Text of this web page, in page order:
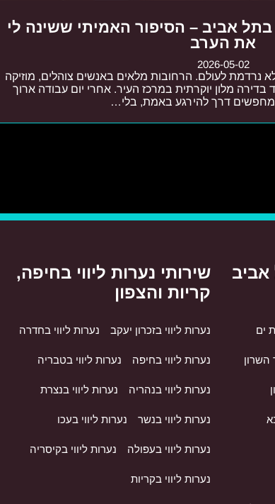
אביב – הסיפור האמיתי ששינה לי
את הערב
2026-05-02
נרדמת לעולם. הרחובות מלאים באנשים צוהלים, מוזיקה
מלון יוקרתית במרכז העיר. אחרי יום עבודה ארוך
דרך להירגע באמת, בלי…
אביב
ים
השרון
שירותי נערות ליווי בחיפה,
קריות והצפון
נערות ליווי בזכרון יעקב נערות ליווי בחדרה
נערות ליווי בחיפה נערות ליווי בטבריה
נערות ליווי בנהריה נערות ליווי בנצרת
נערות ליווי בנשר נערות ליווי בעכו
נערות ליווי בעפולה נערות ליווי בקיסריה
נערות ליווי בקריות